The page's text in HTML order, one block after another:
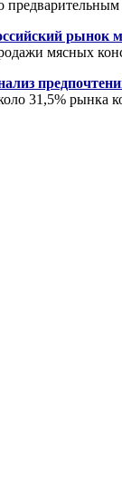
рынок
мясных
31,5% рынка